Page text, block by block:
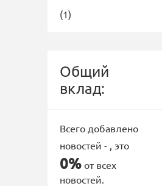
(1)
Общий
вклад:
Всего добавлено
новостей - , это
0% от всех
новостей.